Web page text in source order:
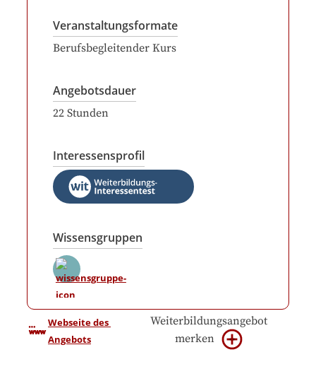
Veranstaltungsformate
Berufsbegleitender Kurs
Angebotsdauer
22 Stunden
Interessensprofil
Wissensgruppen
Webseite des
Angebots
Weiterbildungsangebot
merken